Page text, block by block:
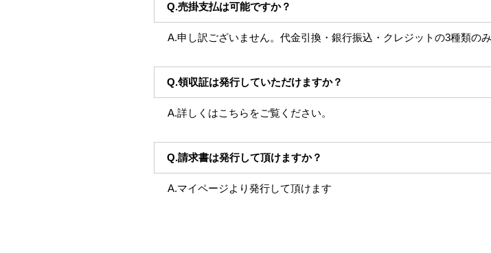
Q.売掛支払は可能ですか？
A.申し訳ございません。代金引換・銀行振込・クレジットの3種類の
Q.領収証は発行していただけますか？
A.詳しくはこちらをご覧ください。
Q.請求書は発行して頂けますか？
A.マイページより発行して頂けます